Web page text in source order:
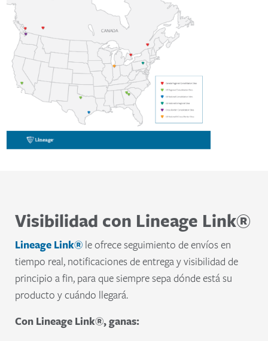
Visibilidad con Lineage Link®
Lineage Link® le ofrece seguimiento de envíos en
tiempo real, notificaciones de entrega y visibilidad de
principio a fin, para que siempre sepa dónde está su
producto y cuándo llegará.
Con Lineage Link®, ganas: